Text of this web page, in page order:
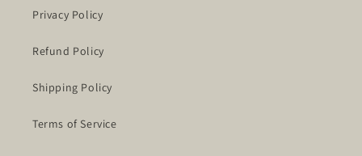
Privacy Policy
Refund Policy
Shipping Policy
Terms of Service